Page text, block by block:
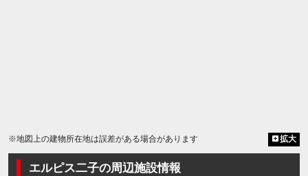
※地図上の建物所在地は誤差がある場合があります 拡大
エルピス二子の周辺施設情報